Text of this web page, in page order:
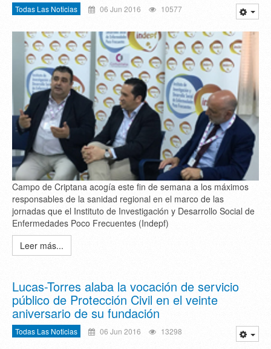
Todas Las Noticias 06 Jun 2016 10577
Campo de Criptana acogía este fin de semana a los máximos
responsables de la sanidad regional en el marco de las
jornadas que el Instituto de Investigación y Desarrollo Social de
Enfermedades Poco Frecuentes (Indepf)
Leer más...
Lucas-Torres alaba la vocación de servicio
público de Protección Civil en el veinte
aniversario de su fundación
Todas Las Noticias 06 Jun 2016 13298